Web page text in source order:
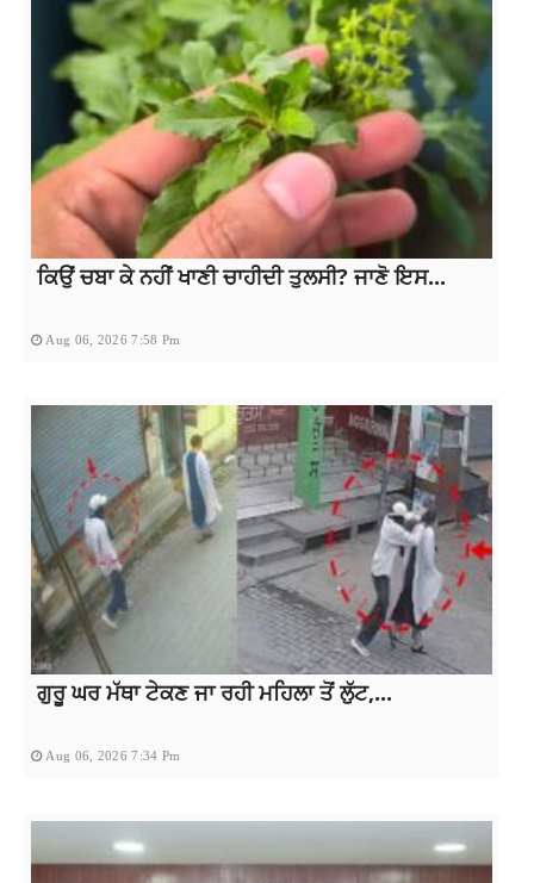
ਕਿਉਂ ਚਬਾ ਕੇ ਨਹੀਂ ਖਾਣੀ ਚਾਹੀਦੀ ਤੁਲਸੀ? ਜਾਣੋ ਇਸ...
Aug 06, 2026 7:58 Pm
ਗੁਰੂ ਘਰ ਮੱਥਾ ਟੇਕਣ ਜਾ ਰਹੀ ਮਹਿਲਾ ਤੋਂ ਲੁੱਟ,...
Aug 06, 2026 7:34 Pm